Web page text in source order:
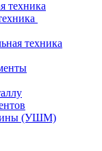
техника
(УШМ)